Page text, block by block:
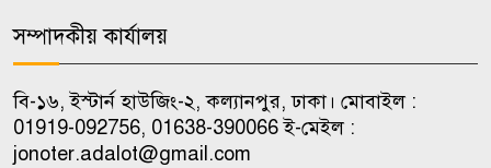
৯
শৃঙ্খলাভঙ্গের অভিযোগে জাবি
ছাত্রদলের যুগ্ম আহ্বায়ককে শোকজ
১০
সম্পাদকীয় কার্যালয়
বি-১৬, ইস্টার্ন হাউজিং-২, কল্যানপুর, ঢাকা। মোবাইল :
01919-092756, 01638-390066 ই-মেইল :
jonoter.adalot@gmail.com